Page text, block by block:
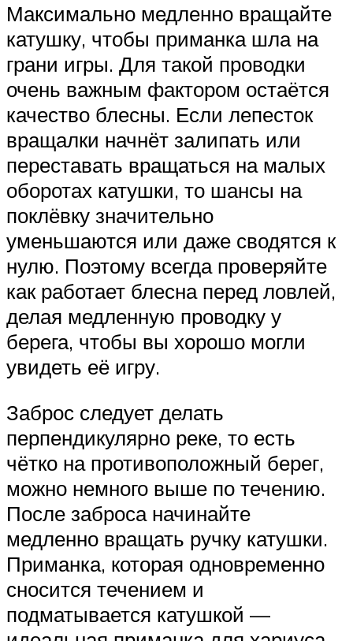
Максимально медленно вращайте
катушку, чтобы приманка шла на
грани игры. Для такой проводки
очень важным фактором остаётся
качество блесны. Если лепесток
вращалки начнёт залипать или
переставать вращаться на малых
оборотах катушки, то шансы на
поклёвку значительно
уменьшаются или даже сводятся к
нулю. Поэтому всегда проверяйте
как работает блесна перед ловлей,
делая медленную проводку у
берега, чтобы вы хорошо могли
увидеть её игру.
Заброс следует делать
перпендикулярно реке, то есть
чётко на противоположный берег,
можно немного выше по течению.
После заброса начинайте
медленно вращать ручку катушки.
Приманка, которая одновременно
сносится течением и
подматывается катушкой —